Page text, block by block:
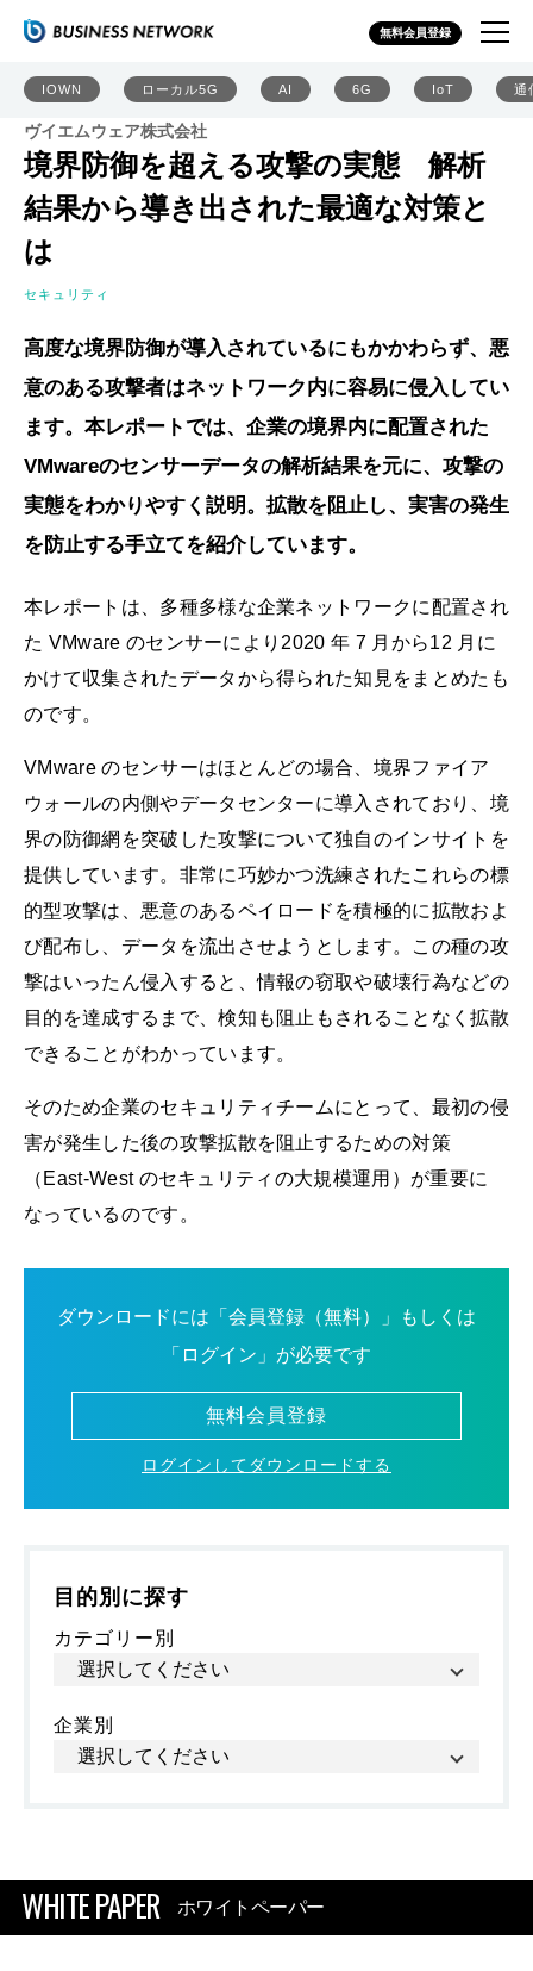
無料会員登録
IOWN ローカル5G AI 6G IoT 通
ヴイエムウェア株式会社
境界防御を超える攻撃の実態 解析
結果から導き出された最適な対策と
は
セキュリティ
高度な境界防御が導入されているにもかかわらず、悪
意のある攻撃者はネットワーク内に容易に侵入してい
ます。本レポートでは、企業の境界内に配置された
VMwareのセンサーデータの解析結果を元に、攻撃の
実態をわかりやすく説明。拡散を阻止し、実害の発生
を防止する手立てを紹介しています。
本レポートは、多種多様な企業ネットワークに配置され
た VMware のセンサーにより2020 年 7 月から12 月に
かけて収集されたデータから得られた知見をまとめたも
のです。
VMware のセンサーはほとんどの場合、境界ファイア
ウォールの内側やデータセンターに導入されており、境
界の防御網を突破した攻撃について独自のインサイトを
提供しています。非常に巧妙かつ洗練されたこれらの標
的型攻撃は、悪意のあるペイロードを積極的に拡散およ
び配布し、データを流出させようとします。この種の攻
撃はいったん侵入すると、情報の窃取や破壊行為などの
目的を達成するまで、検知も阻止もされることなく拡散
できることがわかっています。
そのため企業のセキュリティチームにとって、最初の侵
害が発生した後の攻撃拡散を阻止するための対策
（East-West のセキュリティの大規模運用）が重要に
なっているのです。
ダウンロードには「会員登録（無料）」もしくは
「ログイン」が必要です
無料会員登録
ログインしてダウンロードする
目的別に探す
カテゴリー別
企業別
WHITE PAPER ホワイトペーパー